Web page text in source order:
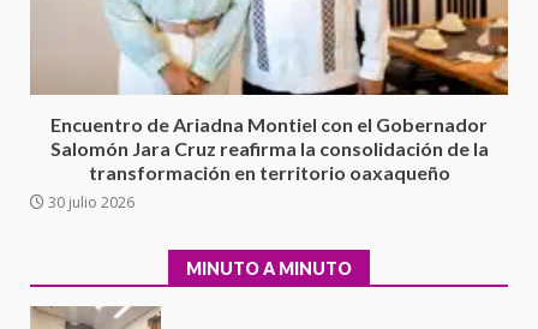
Encuentro de Ariadna Montiel con el Gobernador
Salomón Jara Cruz reafirma la consolidación de la
transformación en territorio oaxaqueño
30 julio 2026
MINUTO A MINUTO
Exhorta Poder Legislativo al
IEEPO y al Iocied a realizar una
evaluación técnica y estructural
integral de las instalaciones de la
Moisés Sáenz Garza
5 agosto 2026
5 agosto 2026